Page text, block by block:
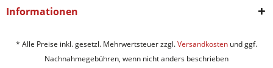
Informationen
* Alle Preise inkl. gesetzl. Mehrwertsteuer zzgl.Versandkosten und ggf.
Nachnahmegebühren, wenn nicht anders beschrieben